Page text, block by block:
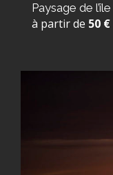
Paysage de
à partir de 50 €